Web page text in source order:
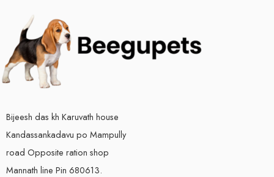
Bijeesh das kh Karuvath house
Kandassankadavu po Mampully
road Opposite ration shop
Mannath line Pin 680613.